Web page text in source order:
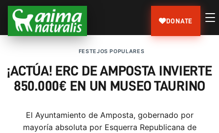
DONATE
FESTEJOS POPULARES
¡ACTÚA! ERC DE AMPOSTA INVIERTE
850.000€ EN UN MUSEO TAURINO
El Ayuntamiento de Amposta, gobernado por
mayoría absoluta por Esquerra Republicana de